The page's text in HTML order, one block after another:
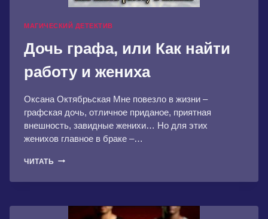
МАГИЧЕСКИЙ ДЕТЕКТИВ
Дочь графа, или Как найти
работу и жениха
Оксана Октябрьская Мне повезло в жизни –
графская дочь, отличное приданое, приятная
внешность, завидные женихи… Но для этих
женихов главное в браке –…
ЧИТАТЬ ДОЧЬ
ИЛИ